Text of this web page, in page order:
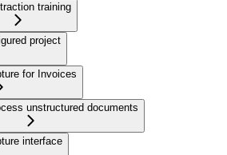
training
project
for Invoices
unstructured documents
interface